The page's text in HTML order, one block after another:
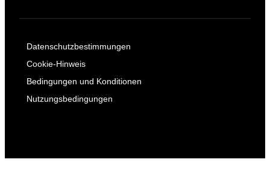
Datenschutzbestimmungen
Cookie-Hinweis
Bedingungen und Konditionen
Nutzungsbedingungen